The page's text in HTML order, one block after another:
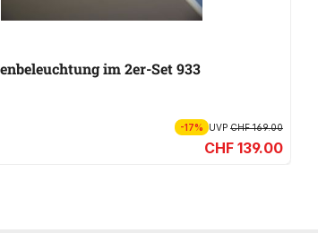
im 2er-Set 933
-17% UVP CHF 169.00
CHF 139.00